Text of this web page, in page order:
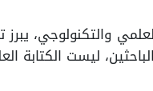
والتكنولوجي،
الباحثين، ليست